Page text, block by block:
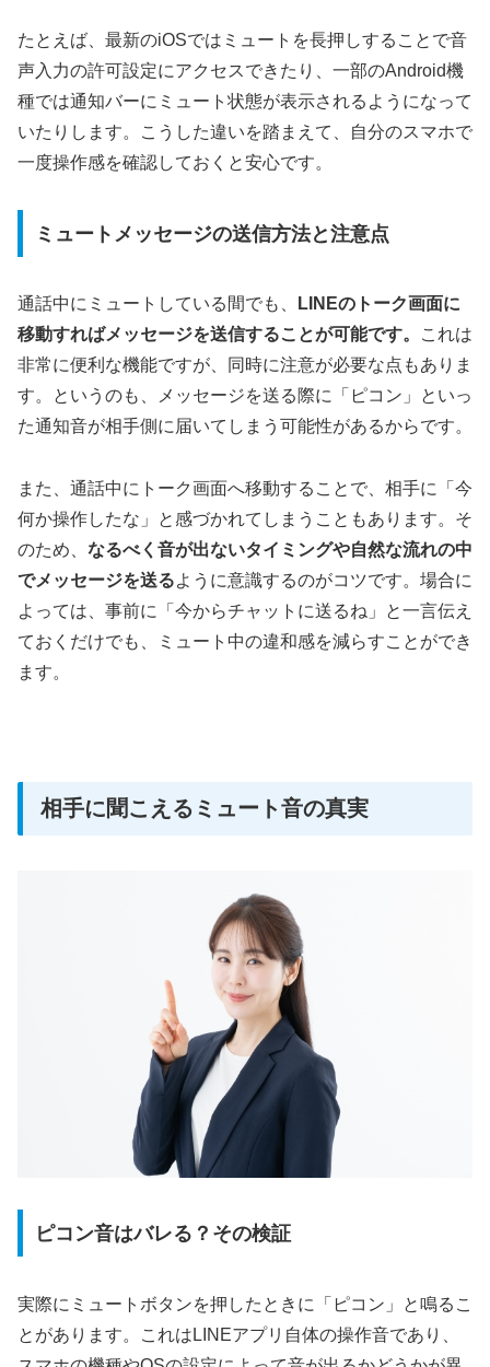
たとえば、最新のiOSではミュートを長押しすることで音
声入力の許可設定にアクセスできたり、一部のAndroid機
種では通知バーにミュート状態が表示されるようになって
いたりします。こうした違いを踏まえて、自分のスマホで
一度操作感を確認しておくと安心です。
ミュートメッセージの送信方法と注意点
通話中にミュートしている間でも、
LINEのトーク画面に
移動すればメッセージを送信することが可能です。
これは
非常に便利な機能ですが、同時に注意が必要な点もありま
す。というのも、メッセージを送る際に「ピコン」といっ
た通知音が相手側に届いてしまう可能性があるからです。
また、通話中にトーク画面へ移動することで、相手に「今
何か操作したな」と感づかれてしまうこともあります。そ
のため、 なるべく音が出ないタイミングや自然な流れの中
でメッセージを送るように意識するのがコツです。場合に
よっては、事前に「今からチャットに送るね」と一言伝え
ておくだけでも、ミュート中の違和感を減らすことができ
ます。
相手に聞こえるミュート音の真実
ピコン音はバレる？その検証
実際にミュートボタンを押したときに「ピコン」と鳴るこ
とがあります。これはLINEアプリ自体の操作音であり、